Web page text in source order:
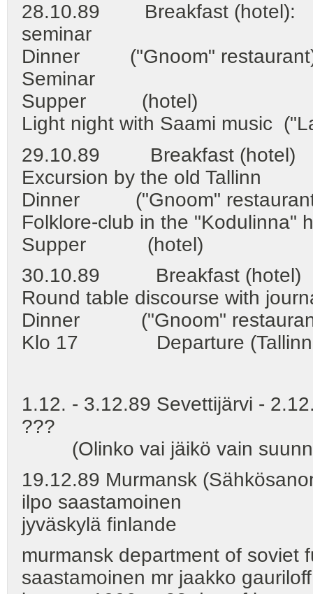
28.10.89 Breakfast (hotel):
seminar
Dinner ("Gnoom"
Seminar
Supper (hotel)
Light night with Saami music
29.10.89 Breakfast (hotel)
Excursion by the old Tallinn
Dinner ("Gnoom"
Folklore-club in the "Kodulinna"
Supper (hotel)
30.10.89 Breakfast (hotel)
Round table discourse with
Dinner ("Gnoom"
Klo 17 Departure (Tallinn
1.12. - 3.12.89 Sevettijärvi -
???
(Olinko vai jäikö vain
19.12.89 Murmansk
ilpo saastamoinen
jyväskylä finlande
murmansk department of soviet
saastamoinen mr jaakko